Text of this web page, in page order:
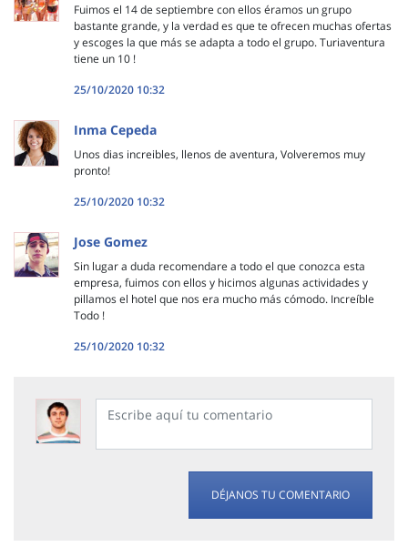
Fuimos el 14 de septiembre con ellos éramos un grupo
bastante grande, y la verdad es que te ofrecen muchas ofertas
y escoges la que más se adapta a todo el grupo. Turiaventura
tiene un 10 !
25/10/2020 10:32
Inma Cepeda
Unos dias increibles, llenos de aventura, Volveremos muy
pronto!
25/10/2020 10:32
Jose Gomez
Sin lugar a duda recomendare a todo el que conozca esta
empresa, fuimos con ellos y hicimos algunas actividades y
pillamos el hotel que nos era mucho más cómodo. Increíble
Todo !
25/10/2020 10:32
DÉJANOS TU COMENTARIO